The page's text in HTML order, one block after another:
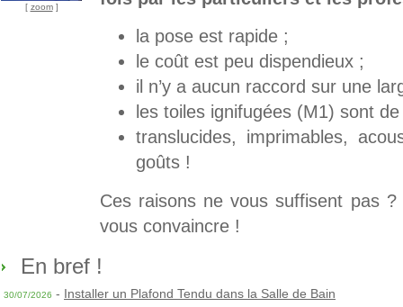
[ zoom]
la pose est rapide ;
le coût est peu dispendieux ;
il n’y a aucun raccord sur une
les toiles ignifugées (M1) sont
translucides, imprimables,
goûts !
Ces raisons ne vous suffisent pas
vous convaincre !
En bref !
30/07/2026 - Installer un Plafond Tendu dans la Salle de Bain